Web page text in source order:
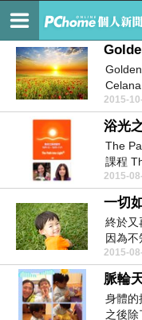
分享～愛與喜悅
2015-
浴光
The
課程
2015-
一切
終於又
因為
在。甚
2015-
脈輪
身體的
之後除